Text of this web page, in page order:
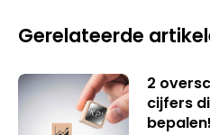
Gerelateerde
2
cijfers